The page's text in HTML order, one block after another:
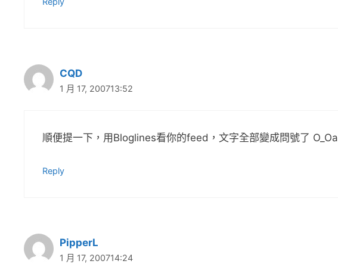
CQD
1 月 17, 200713:52
順便提一下，用Bloglines看你的feed，文字全部變成問號了 O_Oa
Reply
PipperL
1 月 17, 200714:24